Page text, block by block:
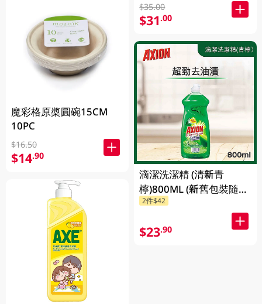
魔彩格原槳圓碗15CM
10PC
$16.50
$14.90
$35.00
$31.00
滴潔洗潔精 (清新青
檸)800ML (新舊包裝隨機
發貨)
2件$42
$23.90